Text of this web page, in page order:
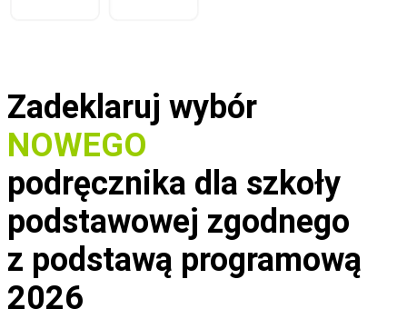
Zadeklaruj wybór
NOWEGO
podręcznika dla szkoły
podstawowej zgodnego
z podstawą programową
2026